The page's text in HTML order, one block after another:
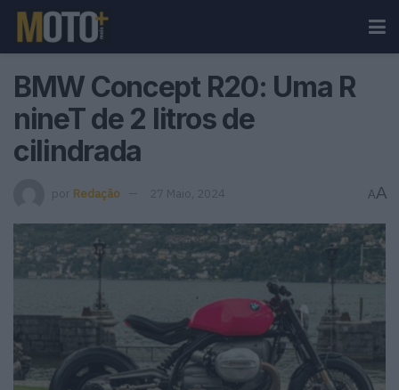
BMW Concept R20: Uma R
nineT de 2 litros de
cilindrada
por Redação 27 Maio, 2024 AA